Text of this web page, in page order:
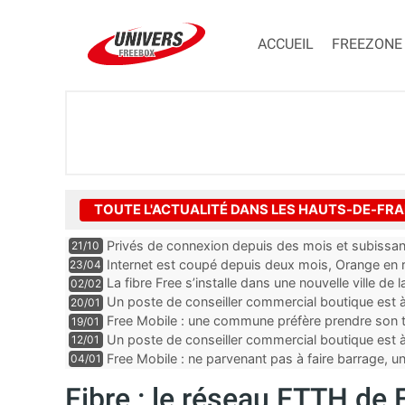
ACCUEIL FREEZONE
TOUTE L'ACTUALITÉ DANS LES HAUTS-DE-
21/10
Privés de connexion depuis des mois et
prélèvements d’Orange
23/04 Internet est coupé depuis deux mois, Orange
02/02 La fibre Free s’installe dans une nouvelle ville de
20/01
Un poste de conseiller commercial boutique est
département du Pas-de-Calais
19/01 Free Mobile : une commune préfère prendre
12/01
Un poste de conseiller commercial boutique est
du Pas-de-Calais
04/01 Free Mobile : ne parvenant pas à faire barrage,